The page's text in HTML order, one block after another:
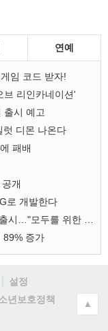
연예
임 코드 받자!
브 리인카네이션'
출시 예고
럿 디몬 나온다
패배
개
로 개발한다
89% 증가
설정
년보호정책
▲